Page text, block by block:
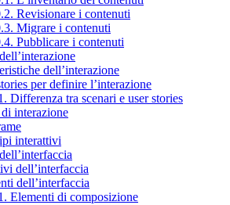
Revisionare i contenuti
Migrare i contenuti
Pubblicare i contenuti
dell’interazione
per definire l’interazione
Differenza tra scenari e user stories
interazione
interattivi
dell’interfaccia
dell’interfaccia
Elementi di composizione